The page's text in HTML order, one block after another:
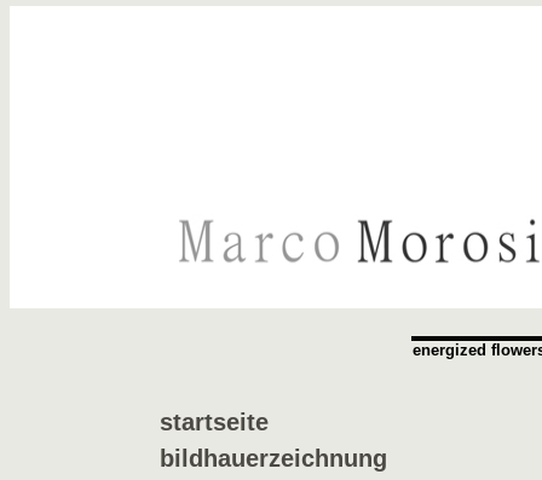
startseite
bildhauerzeichnung
energized